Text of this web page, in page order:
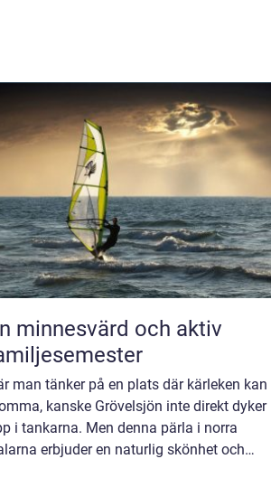
minnesvärd och aktiv
man tänker på en plats där kärleken kan
kanske Grövelsjön inte direkt dyker
i tankarna. Men denna pärla i norra
erbjuder en naturlig skönhet och